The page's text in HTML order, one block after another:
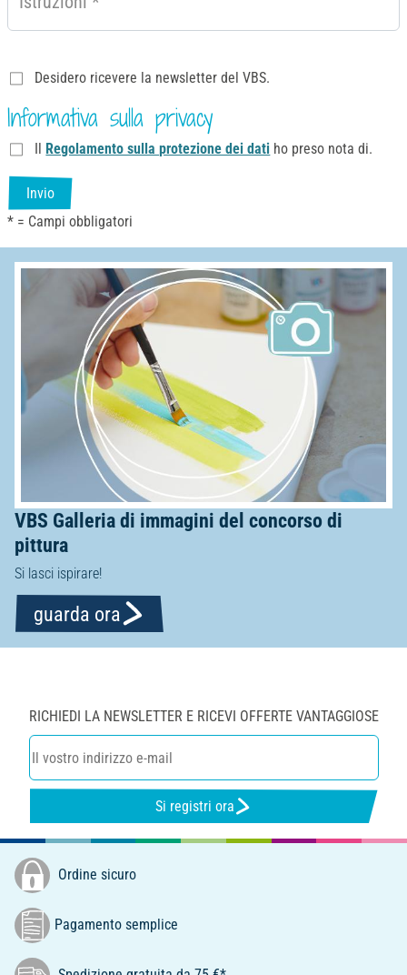
Desidero ricevere la newsletter del VBS.
Informativa sulla privacy
Il Regolamento sulla protezione dei dati ho preso nota di.
Invio
* = Campi obbligatori
VBS Galleria di immagini del concorso di
pittura
Si lasci ispirare!
guarda ora
RICHIEDI LA NEWSLETTER E RICEVI OFFERTE VANTAGGIOSE
Si registri ora
Ordine sicuro
Pagamento semplice